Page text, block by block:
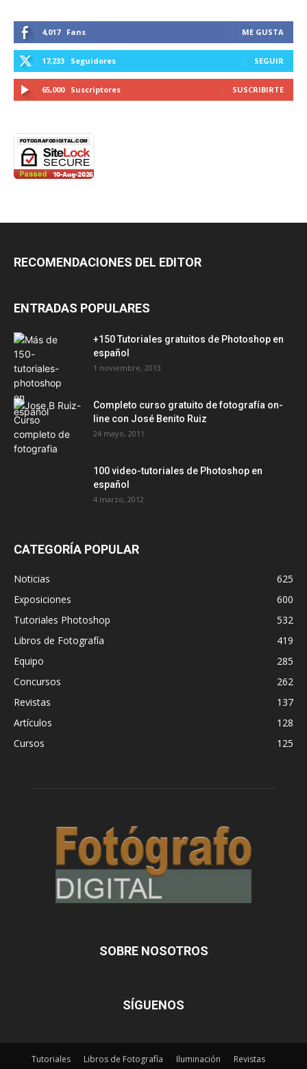
4,017 Fans ME GUSTA
17,233 Seguidores SEGUIR
65,000 Suscriptores SUSCRIBIRTE
RECOMENDACIONES DEL EDITOR
ENTRADAS POPULARES
+150 Tutoriales gratuitos de Photoshop en
español
1 noviembre, 2013
Completo curso gratuito de fotografía on-
line con José Benito Ruiz
24 mayo, 2011
100 video-tutoriales de Photoshop en
español
4 marzo, 2012
CATEGORÍA POPULAR
Noticias
625
Exposiciones
600
Tutoriales Photoshop
532
Libros de Fotografía
419
Equipo
285
Concursos
262
Revistas
137
Artículos
128
Cursos
125
SOBRE NOSOTROS
SÍGUENOS
Tutoriales Libros de Fotografía Iluminación
Revistas